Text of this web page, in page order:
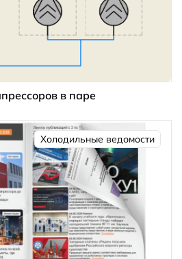
в паре
Холодильные ведомости